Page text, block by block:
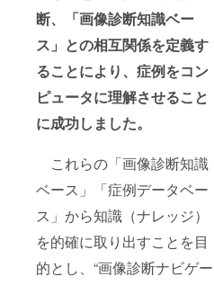
断、「画像診断知識ベー
ス」との相互関係を定義す
ることにより、 症例をコン
ピュータに理解させること
に成功しました。
これらの「画像診断知識
ベース」「症例データベー
ス」から知識（ナレッジ）
を的確に取り出すことを目
的とし、“画像診断ナビゲー